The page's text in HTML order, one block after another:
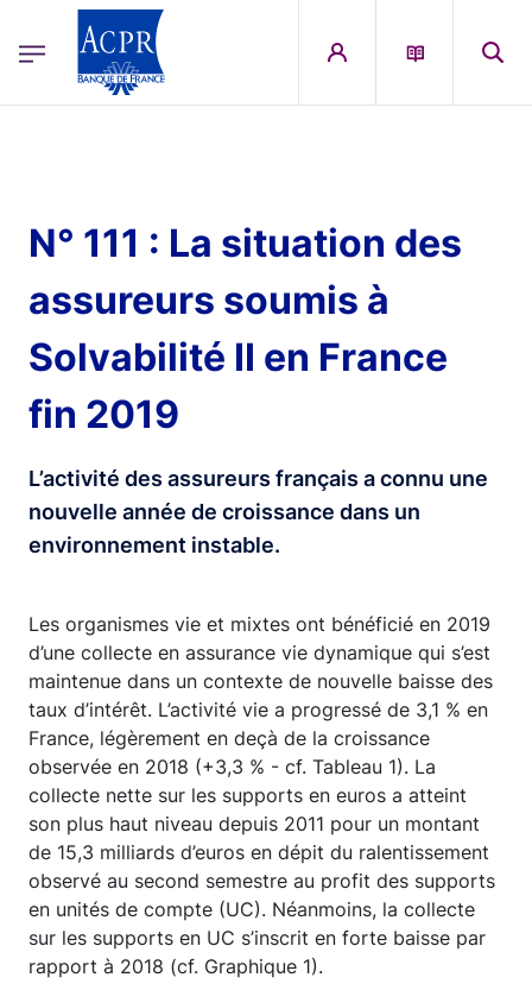
ACPR Menu Principal (English)
N° 111 : La situation des
assureurs soumis à
Solvabilité II en France
fin 2019
L’activité des assureurs français a connu une
nouvelle année de croissance dans un
environnement instable.
Les organismes vie et mixtes ont bénéficié en 2019
d’une collecte en assurance vie dynamique qui s’est
maintenue dans un contexte de nouvelle baisse des
taux d’intérêt. L’activité vie a progressé de 3,1 % en
France, légèrement en deçà de la croissance
observée en 2018 (+3,3 % - cf. Tableau 1). La
collecte nette sur les supports en euros a atteint
son plus haut niveau depuis 2011 pour un montant
de 15,3 milliards d’euros en dépit du ralentissement
observé au second semestre au profit des supports
en unités de compte (UC). Néanmoins, la collecte
sur les supports en UC s’inscrit en forte baisse par
rapport à 2018 (cf. Graphique 1).